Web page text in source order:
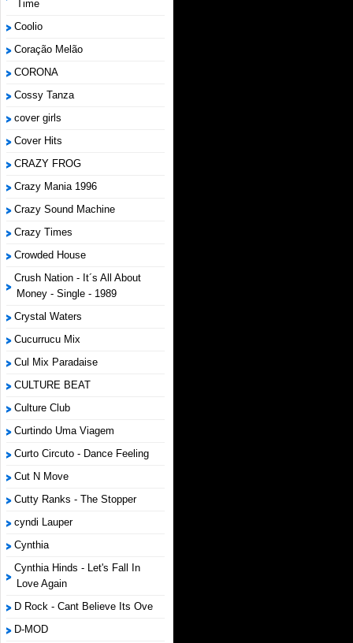
Time
Coolio
Coração Melão
CORONA
Cossy Tanza
cover girls
Cover Hits
CRAZY FROG
Crazy Mania 1996
Crazy Sound Machine
Crazy Times
Crowded House
Crush Nation - It´s All About
Money - Single - 1989
Crystal Waters
Cucurrucu Mix
Cul Mix Paradaise
CULTURE BEAT
Culture Club
Curtindo Uma Viagem
Curto Circuto - Dance Feeling
Cut N Move
Cutty Ranks - The Stopper
cyndi Lauper
Cynthia
Cynthia Hinds - Let's Fall In
Love Again
D Rock - Cant Believe Its Ove
D-MOD